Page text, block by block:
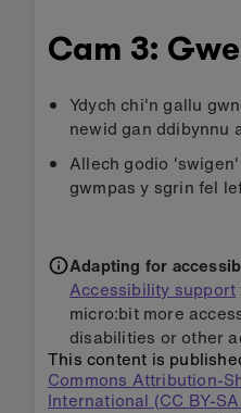
Cam 3:
Ydych chi'n gallu
newid gan ddibynnu
Allech godio
gwmpas y sgrin fel
Adapting for
Accessibility support
micro:bit more
disabilities or other
This content is
Commons Attribution-
International (CC BY-